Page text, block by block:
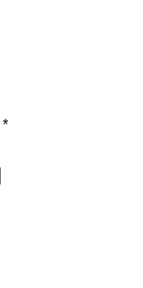
*Obligatorio